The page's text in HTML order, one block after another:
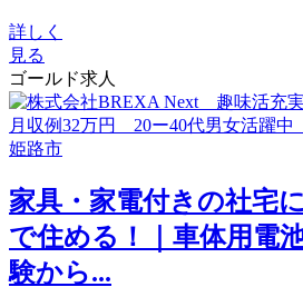
詳しく
見る
ゴールド求人
家具・家電付きの社宅
で住める！｜車体用電
験から...